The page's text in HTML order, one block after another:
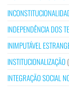
INDEPENDÊNCIA DOS
INIMPUTÁVEL
INSTITUCIONALIZAÇÃO
INTEGRAÇÃO SOCIAL